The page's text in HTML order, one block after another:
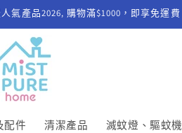
人氣產品2026, 購物滿$1000，即享免運費
配件 清潔產品 滅蚊燈、驅蚊機